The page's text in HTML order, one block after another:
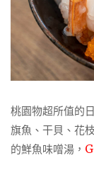
桃園物超所值的
旗魚、干貝、花
的鮮魚味噌湯，